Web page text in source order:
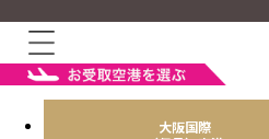
大阪国際